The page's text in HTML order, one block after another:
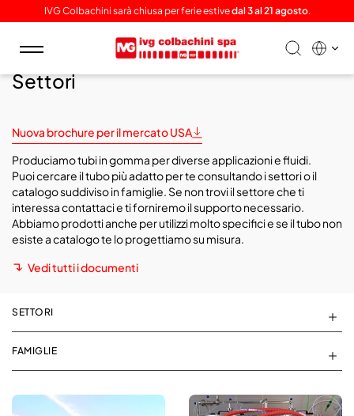
IVG Colbachini sarà chiusa per ferie estivedal 3 al 21 agosto.
Toggle
navigation
Settori
Nuova brochure per il mercato USA
Produciamo tubi in gomma per diverse applicazioni e fluidi.
Puoi cercare il tubo più adatto per te consultando i settori o il
catalogo suddiviso in famiglie. Se non trovi il settore che ti
interessa contattaci e ti forniremo il supporto necessario.
Abbiamo prodotti anche per utilizzi molto specifici e se il tubo non
esiste a catalogo te lo progettiamo su misura.
Vedi tutti i documenti
SETTORI
FAMIGLIE